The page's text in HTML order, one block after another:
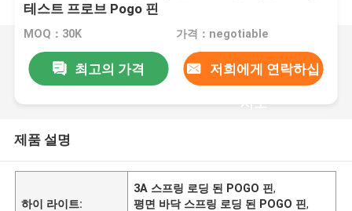
테스트 프로브 Pogo 핀
MOQ：30K 가격：negotiable
최고의 가격 저희에게 연락하십
시오
제품 설명
하이 라이트:
3A 스프링 로딩 된 POGO 핀,
평면 바닥 스프링 로딩 된 POGO 핀,